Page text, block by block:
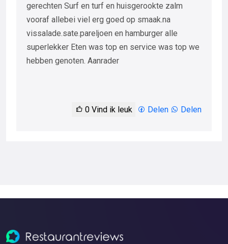
gerechten Surf en turf en huisgerookte zalm
vooraf allebei viel erg goed op smaak.na
vissalade.sate.pareljoen en hamburger alle
superlekker Eten was top en service was top we
hebben genoten. Aanrader
0 Vind ik leuk Delen Delen